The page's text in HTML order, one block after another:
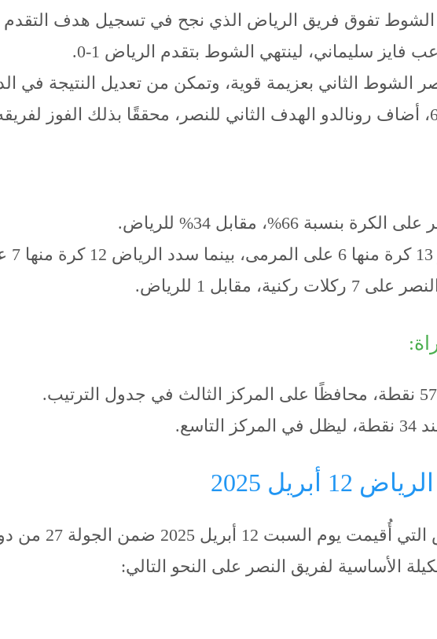
تفوق فريق الرياض الذي نجح في تسجيل هدف التقدم
فايز سليماني، لينتهي الشوط بتقدم الرياض 1-0.
بنسبة 66%، مقابل 34% للرياض.
ركنية، مقابل 1 للرياض.
2025
في مباراة
الأساسية لفريق النصر على النحو التالي: